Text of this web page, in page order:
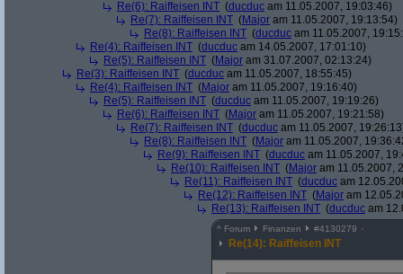
Re(6): Raiffeisen INT (ducduc am 11.05.2007, 19:03:46)
Re(7): Raiffeisen INT (Major am 11.05.2007, 19:13:54)
Re(8): Raiffeisen INT (ducduc am 11.05.2007,
Re(4): Raiffeisen INT (ducduc am 14.05.2007, 17:01:10)
Re(5): Raiffeisen INT (Major am 31.07.2007, 02:13:24)
Re(3): Raiffeisen INT (ducduc am 11.05.2007, 18:55:45)
Re(4): Raiffeisen INT (Major am 11.05.2007, 19:16:40)
Re(5): Raiffeisen INT (ducduc am 11.05.2007, 19:19:26)
Re(6): Raiffeisen INT (Major am 11.05.2007, 19:21:58)
Re(7): Raiffeisen INT (ducduc am 11.05.2007,
Re(8): Raiffeisen INT (Major am 11.05.2007,
Re(9): Raiffeisen INT (ducduc am 11.05.2007,
Re(10): Raiffeisen INT (Major am 11.05.2007,
Re(11): Raiffeisen INT (ducduc am
Re(12): Raiffeisen INT (Major am
Re(13): Raiffeisen INT (ducduc am
^ Forum Finanzen #4130279
Re(14): Raiffeisen INT